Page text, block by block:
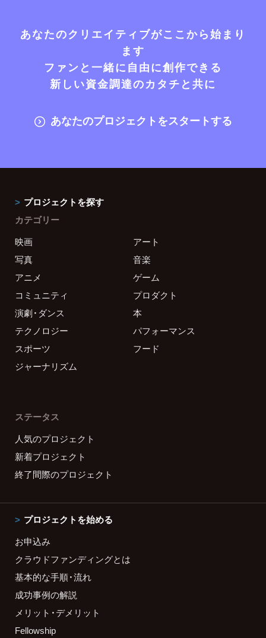
あなたのクリエイティブがここから始まり
ます
ファンと一緒に自由に創作できる
新しい資金調達のカタチと共に
あなたのプロジェクトをスタートする
プロジェクトを探す
カテゴリー
映画
アート
写真
音楽
アニメ
ゲーム
コミュニティ
プロダクト
演劇・ダンス
本
テクノロジー
パフォーマンス
スポーツ
フード
ジャーナリズム
ステータス
人気のプロジェクト
新着プロジェクト
終了間際のプロジェクト
プロジェクトを始める
お申込み
クラウドファンディングとは
基本的な手順・流れ
成功事例の解説
メリット・デメリット
Fellowship